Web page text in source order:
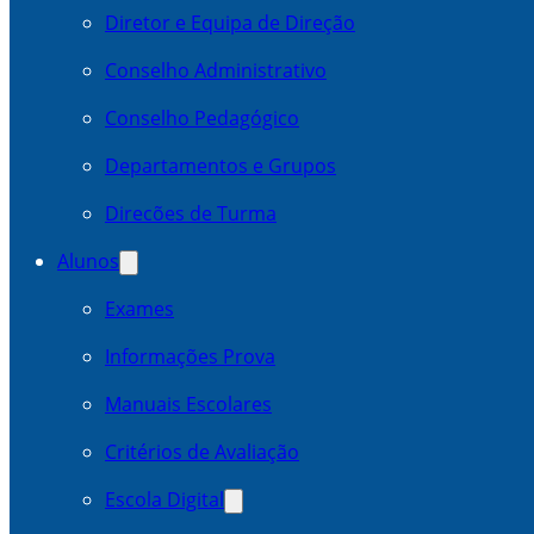
Diretor e Equipa de Direção
Conselho Administrativo
Conselho Pedagógico
Departamentos e Grupos
Direcões de Turma
Alunos
Exames
Informações Prova
Manuais Escolares
Critérios de Avaliação
Escola Digital